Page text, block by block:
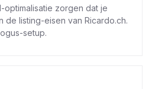
optimalisatie zorgen dat je
de listing-eisen van Ricardo.ch.
setup.